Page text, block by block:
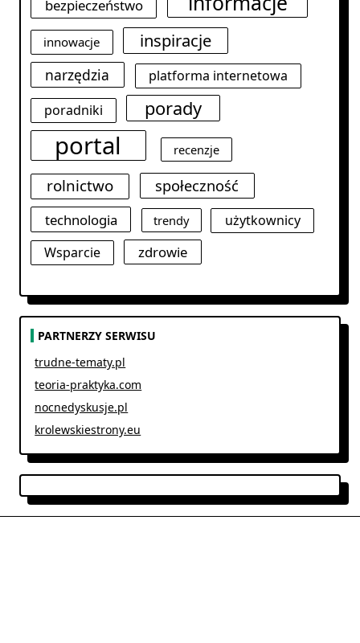
bezpieczeństwo
innowacje inspiracje
narzędzia
platforma internetowa
poradniki
porady
portal recenzje
rolnictwo społeczność
technologia trendy
użytkownicy
Wsparcie
zdrowie
PARTNERZY SERWISU
trudne-tematy.pl
teoria-praktyka.com
nocnedyskusje.pl
krolewskiestrony.eu